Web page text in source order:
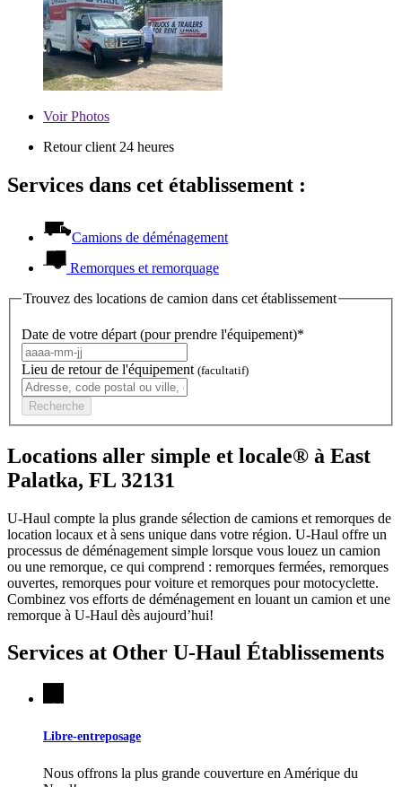
VoirPhotos
Retour client 24 heures
Services dans cet établissement :
Camions de déménagement
Remorques et remorquage
Trouvez des locations de camion dans cet établissement
Date de votre départ (pour prendre l'équipement)*
Lieu de retour de l'équipement (facultatif)
Recherche
Locations aller simple et locale® à East
Palatka, FL 32131
U-Haul compte la plus grande sélection de camions et remorques de
location locaux et à sens unique dans votre région. U-Haul offre un
processus de déménagement simple lorsque vous louez un camion
ou une remorque, ce qui comprend : remorques fermées, remorques
ouvertes, remorques pour voiture et remorques pour motocyclette.
Combinez vos efforts de déménagement en louant un camion et une
remorque à U-Haul dès aujourd’hui!
Services at Other U-Haul Établissements
Libre-entreposage
Nous offrons la plus grande couverture en Amérique du